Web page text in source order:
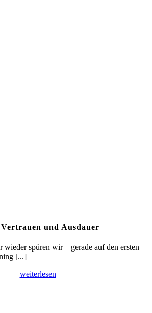
und Ausdauer
wieder spüren wir – gerade auf den ersten
[...]
weiterlesen